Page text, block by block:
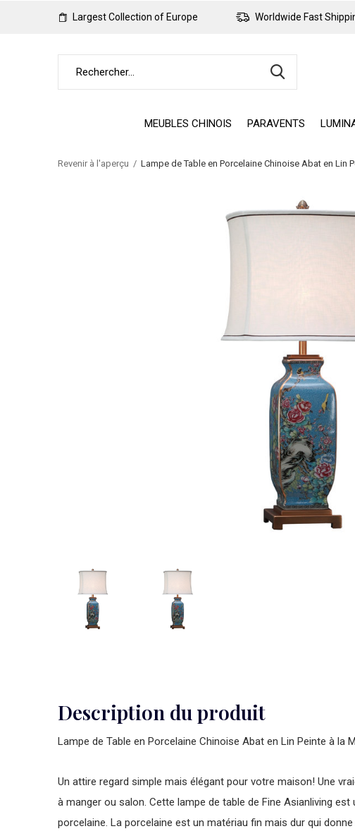
MEUBLES CHINOIS PARAVENTS
Largest Collection of Europe Worldwide Fast
Revenir à l'aperçu Lampe de Table en Porcelaine Chinoise Abat en Lin
Description du produit
Lampe de Table en Porcelaine Chinoise Abat en Lin Peinte à la
Un attire regard simple mais élégant pour votre maison! Une
à manger ou salon. Cette lampe de table de Fine Asianliving
porcelaine. La porcelaine est un matériau fin mais dur qui